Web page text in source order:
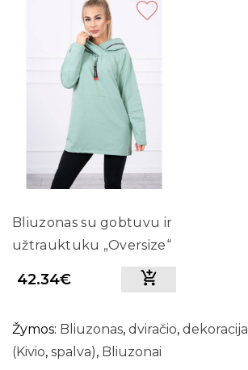
Bliuzonas su gobtuvu ir
užtrauktuku „Oversize“
42.34€
Žymos: Bliuzonas, dviračio, dekoracija
(Kivio, spalva), Bliuzonai